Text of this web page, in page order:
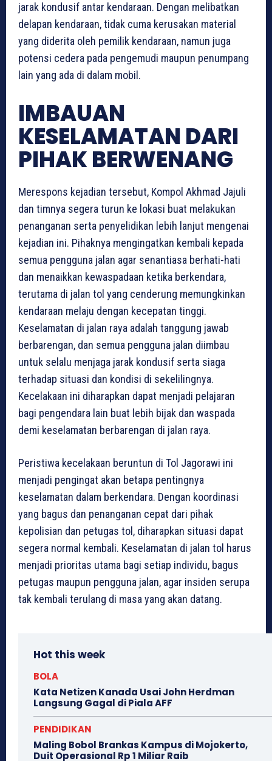
jarak kondusif antar kendaraan. Dengan melibatkan
delapan kendaraan, tidak cuma kerusakan material
yang diderita oleh pemilik kendaraan, namun juga
potensi cedera pada pengemudi maupun penumpang
lain yang ada di dalam mobil.
IMBAUAN
KESELAMATAN DARI
PIHAK BERWENANG
Merespons kejadian tersebut, Kompol Akhmad Jajuli
dan timnya segera turun ke lokasi buat melakukan
penanganan serta penyelidikan lebih lanjut mengenai
kejadian ini. Pihaknya mengingatkan kembali kepada
semua pengguna jalan agar senantiasa berhati-hati
dan menaikkan kewaspadaan ketika berkendara,
terutama di jalan tol yang cenderung memungkinkan
kendaraan melaju dengan kecepatan tinggi.
Keselamatan di jalan raya adalah tanggung jawab
berbarengan, dan semua pengguna jalan diimbau
untuk selalu menjaga jarak kondusif serta siaga
terhadap situasi dan kondisi di sekelilingnya.
Kecelakaan ini diharapkan dapat menjadi pelajaran
bagi pengendara lain buat lebih bijak dan waspada
demi keselamatan berbarengan di jalan raya.
Peristiwa kecelakaan beruntun di Tol Jagorawi ini
menjadi pengingat akan betapa pentingnya
keselamatan dalam berkendara. Dengan koordinasi
yang bagus dan penanganan cepat dari pihak
kepolisian dan petugas tol, diharapkan situasi dapat
segera normal kembali. Keselamatan di jalan tol harus
menjadi prioritas utama bagi setiap individu, bagus
petugas maupun pengguna jalan, agar insiden serupa
tak kembali terulang di masa yang akan datang.
Hot this week
BOLA
Kata Netizen Kanada Usai John Herdman
Langsung Gagal di Piala AFF
PENDIDIKAN
Maling Bobol Brankas Kampus di Mojokerto,
Duit Operasional Rp 1 Miliar Raib